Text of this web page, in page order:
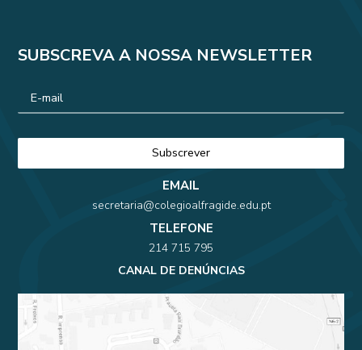
SUBSCREVA A NOSSA NEWSLETTER
EMAIL
secretaria@colegioalfragide.edu.pt
TELEFONE
214 715 795
CANAL DE DENÚNCIAS